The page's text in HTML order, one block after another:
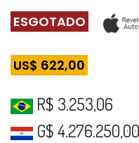
ESGOTADO
US$ 622,00
R$ 3.253,06
G$